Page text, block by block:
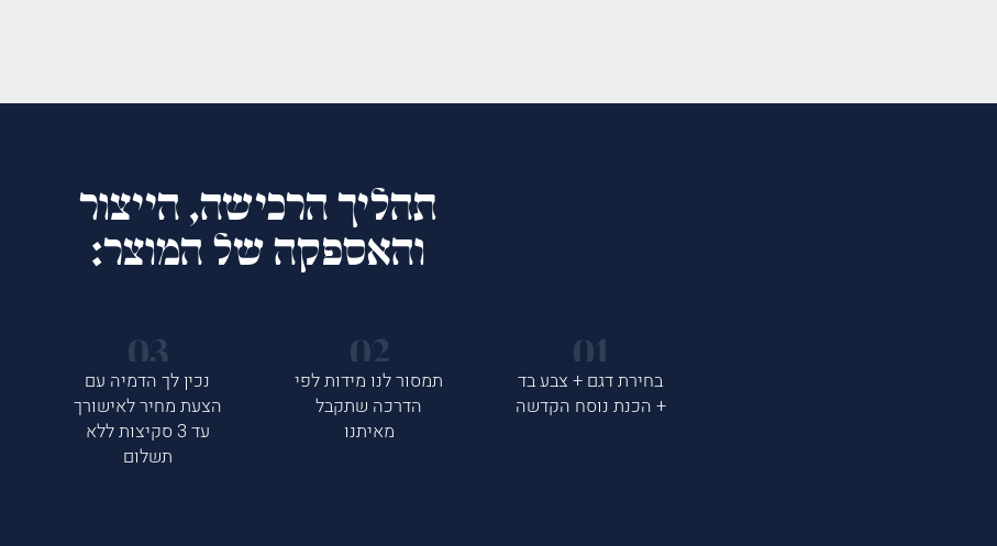
תהליך הרכישה, הייצור
והאספקה של המוצר:
בחירת דגם + צבע בד
+ הכנת נוסח הקדשה
תמסור לנו מידות לפי
הדרכה שתקבל
מאיתנו
נכין לך הדמיה עם
הצעת מחיר לאישורך
עד 3 סקיצות ללא
תשלום